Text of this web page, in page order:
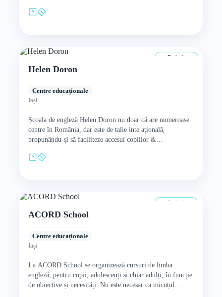
De la 4 ani
Helen Doron
Centre educaționale
Iași
Școala de engleză Helen Doron nu doar că are numeroase
centre în România, dar este de talie inte ațională,
propunându-și să faciliteze accesul copiilor &
De la 4 ani
ACORD School
Centre educaționale
Iași
La ACORD School se organizează cursuri de limba
engleză, pentru copii, adolescenți și chiar adulți, în funcție
de obiective și necesități. Nu este necesar ca micuțul…